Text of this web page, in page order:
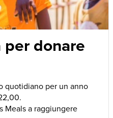
donare
quotidiano per un anno
Meals a raggiungere